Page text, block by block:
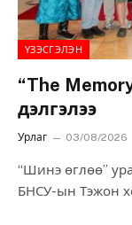
ҮЗЭСГЭЛЭН
“The
дэлгэлээ
Урлаг 03/08/2026
“Шинэ өглөө”
БНСУ-ын Тэжон